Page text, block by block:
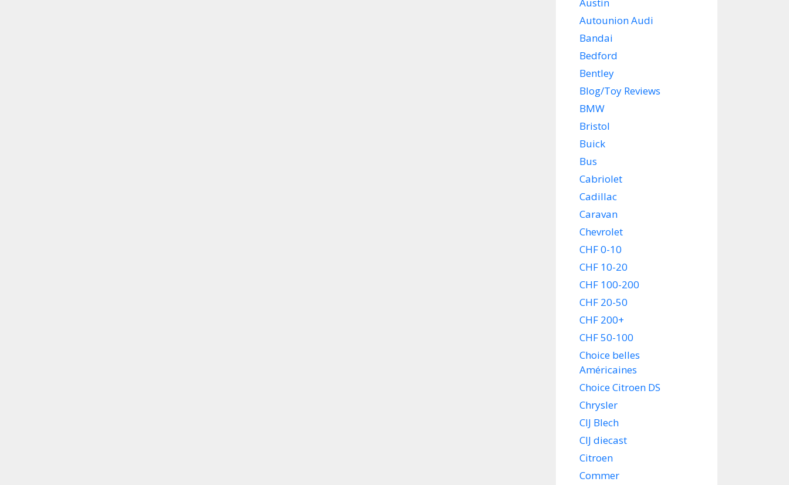
Autounion Audi
Bandai
Bedford
Bentley
Blog/Toy Reviews
BMW
Bristol
Buick
Bus
Cabriolet
Cadillac
Caravan
Chevrolet
CHF 0-10
CHF 10-20
CHF 100-200
CHF 20-50
CHF 200+
CHF 50-100
Choice belles
Américaines
Choice Citroen DS
Chrysler
CIJ Blech
CIJ diecast
Citroen
Commer